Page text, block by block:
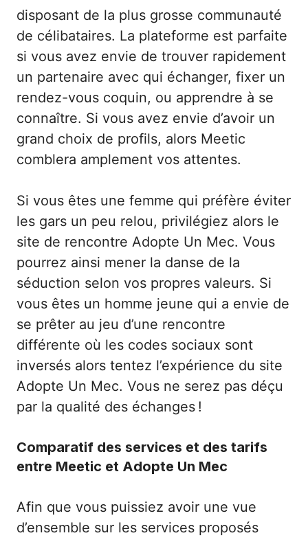
disposant de la plus grosse communauté
de célibataires. La plateforme est parfaite
si vous avez envie de trouver rapidement
un partenaire avec qui échanger, fixer un
rendez-vous coquin, ou apprendre à se
connaître. Si vous avez envie d’avoir un
grand choix de profils, alors Meetic
comblera amplement vos attentes.
Si vous êtes une femme qui préfère éviter
les gars un peu relou, privilégiez alors le
site de rencontre Adopte Un Mec. Vous
pourrez ainsi mener la danse de la
séduction selon vos propres valeurs. Si
vous êtes un homme jeune qui a envie de
se prêter au jeu d’une rencontre
différente où les codes sociaux sont
inversés alors tentez l’expérience du site
Adopte Un Mec. Vous ne serez pas déçu
par la qualité des échanges !
Comparatif des services et des tarifs
entre Meetic et Adopte Un Mec
Afin que vous puissiez avoir une vue
d’ensemble sur les services proposés